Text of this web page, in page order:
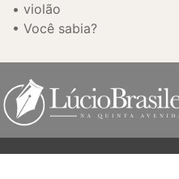
violão
Você sabia?